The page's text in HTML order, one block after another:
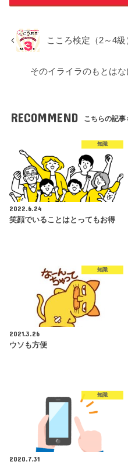
こころ検定（2～4
そのイライラのもとは
RECOMMEND こちらの記事
知識
2022.6.24
笑顔でいることはとってもお得
知識
2021.3.26
ウソも方便
知識
2020.7.31